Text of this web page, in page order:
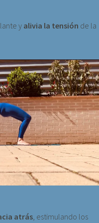
y alivia la tensión de la
atrás , estimulando los